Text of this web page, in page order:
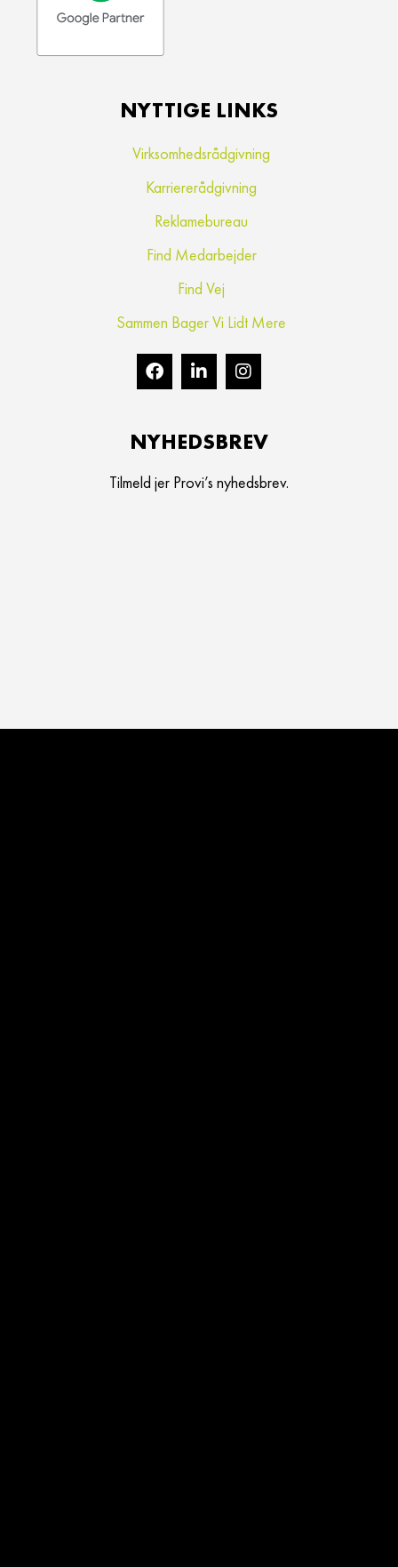
NYTTIGE LINKS
Virksomhedsrådgivning
Karriererådgivning
Reklamebureau
Find Medarbejder
Find Vej
Sammen Bager Vi Lidt Mere
NYHEDSBREV
Tilmeld jer Provi’s nyhedsbrev.